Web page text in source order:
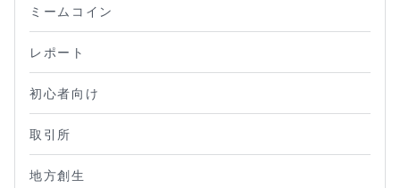
ミームコイン
レポート
初心者向け
取引所
地方創生